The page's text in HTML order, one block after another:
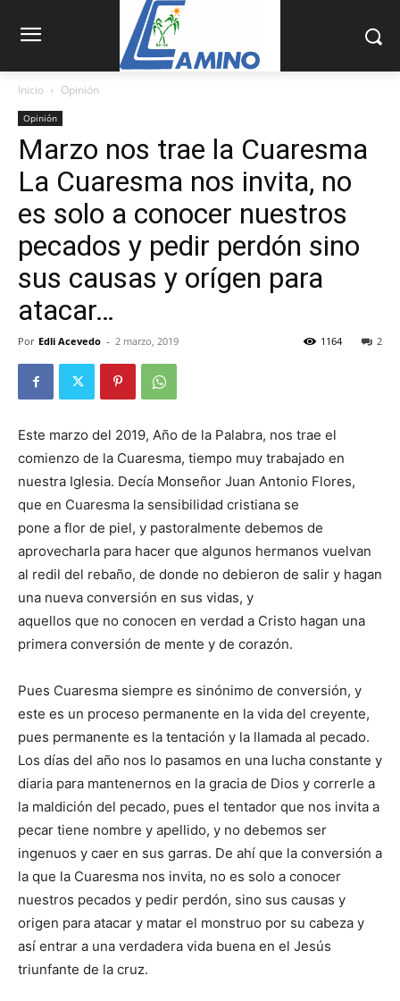
Inicio Opinión
Opinión
Marzo nos trae la Cuaresma
La Cuaresma nos invita, no
es solo a conocer nuestros
pecados y pedir perdón sino
sus causas y orígen para
atacar…
Por Edli Acevedo - 2 marzo, 2019 2
1164
Este marzo del 2019, Año de la Palabra, nos trae el
comienzo de la Cuaresma, tiempo muy trabajado en
nuestra Iglesia. Decía Mon­señor Juan Antonio Flores,
que en Cuaresma la sensibi­lidad cristiana se
pone a flor de piel, y pastoralmente de­bemos de
aprovecharla para hacer que algunos hermanos vuelvan
al redil del rebaño, de donde no debieron de salir y hagan
una nueva conversión en sus vidas, y
aquellos que no conocen en verdad a Cristo hagan una
pri­mera conversión de mente y de corazón.
Pues Cuaresma siempre es sinónimo de conversión, y
este es un proceso permanente en la vida del creyen­te,
pues permanente es la tentación y la llamada al pe­cado.
Los días del año nos lo pasamos en una lucha cons­tante y
diaria para mantenernos en la gracia de Dios y correrle a
la maldición del pecado, pues el tentador que nos invita a
pecar tiene nombre y apellido, y no debemos ser
ingenuos y caer en sus garras. De ahí que la conversión a
la que la Cua­resma nos invita, no es solo a conocer
nuestros pecados y pedir perdón, sino sus cau­sas y
origen para atacar y matar el monstruo por su cabeza y
así entrar a una verdadera vida buena en el Jesús
triunfante de la cruz.